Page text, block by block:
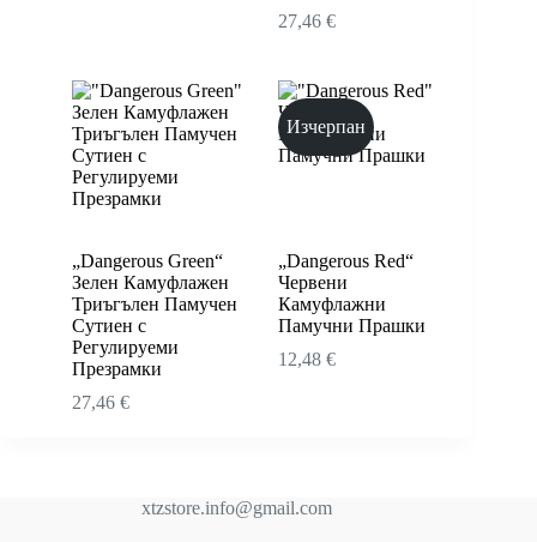
27,46€
„Dangerous Green“
Зелен Камуфлажен
Триъгълен Памучен
Сутиен с
Регулируеми
Презрамки
27,46 €
Изчерпан
„Dangerous Red“
Червени
Камуфлажни
Памучни Прашки
12,48€
xtzstore.info@gmail.com